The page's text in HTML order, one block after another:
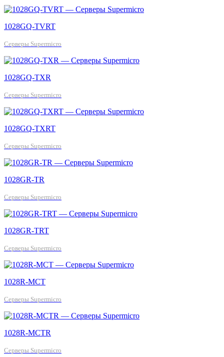
1028GQ-TVRT
Серверы Supermicro
1028GQ-TXR
Серверы Supermicro
1028GQ-TXRT
Серверы Supermicro
1028GR-TR
Серверы Supermicro
1028GR-TRT
Серверы Supermicro
1028R-MCT
Серверы Supermicro
1028R-MCTR
Серверы Supermicro